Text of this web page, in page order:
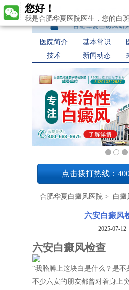
医院简介 基本常识
技术
新闻动态
点击拨打热线：
合肥华夏白癜风医院 > 白癜
六安白癜风
2025-07-12
六安白癜风检查
“我胳膊上这块白是什么？是不
不少六安的朋友都曾对着身上
我是合肥华夏医院医生，您的白